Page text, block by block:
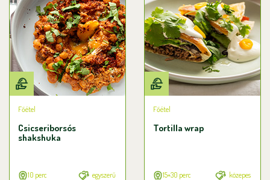
Főétel
Csicseriborsós
shakshuka
10 perc egyszerű
Főétel
Tortilla wrap
15+30 perc közepes